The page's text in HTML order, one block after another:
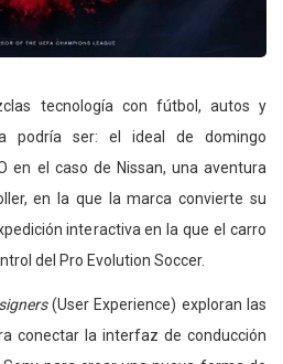
tecnología con fútbol, autos y
podría ser: el ideal de domingo
en el caso de Nissan, una aventura
en la que la marca convierte su
interactiva en la que el carro
del Pro Evolution Soccer.
(User Experience) exploran las
conectar la interfaz de conducción